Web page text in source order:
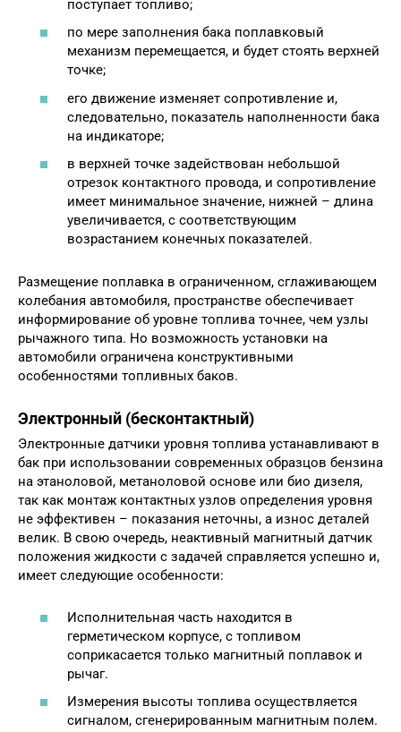
поступает топливо;
по мере заполнения бака поплавковый
механизм перемещается, и будет стоять верхней
точке;
его движение изменяет сопротивление и,
следовательно, показатель наполненности бака
на индикаторе;
в верхней точке задействован небольшой
отрезок контактного провода, и сопротивление
имеет минимальное значение, нижней – длина
увеличивается, с соответствующим
возрастанием конечных показателей.
Размещение поплавка в ограниченном, сглаживающем
колебания автомобиля, пространстве обеспечивает
информирование об уровне топлива точнее, чем узлы
рычажного типа. Но возможность установки на
автомобили ограничена конструктивными
особенностями топливных баков.
Электронный (бесконтактный)
Электронные датчики уровня топлива устанавливают в
бак при использовании современных образцов бензина
на этаноловой, метаноловой основе или био дизеля,
так как монтаж контактных узлов определения уровня
не эффективен – показания неточны, а износ деталей
велик. В свою очередь, неактивный магнитный датчик
положения жидкости с задачей справляется успешно и,
имеет следующие особенности:
Исполнительная часть находится в
герметическом корпусе, с топливом
соприкасается только магнитный поплавок и
рычаг.
Измерения высоты топлива осуществляется
сигналом, сгенерированным магнитным полем.